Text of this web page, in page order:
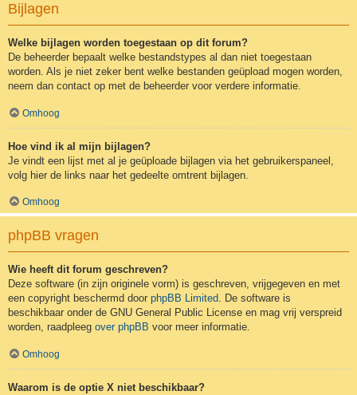
Bijlagen
Welke bijlagen worden toegestaan op dit forum?
De beheerder bepaalt welke bestandstypes al dan niet toegestaan
worden. Als je niet zeker bent welke bestanden geüpload mogen worden,
neem dan contact op met de beheerder voor verdere informatie.
Omhoog
Hoe vind ik al mijn bijlagen?
Je vindt een lijst met al je geüploade bijlagen via het gebruikerspaneel,
volg hier de links naar het gedeelte omtrent bijlagen.
Omhoog
phpBB vragen
Wie heeft dit forum geschreven?
Deze software (in zijn originele vorm) is geschreven, vrijgegeven en met
een copyright beschermd door phpBB Limited. De software is
beschikbaar onder de GNU General Public License en mag vrij verspreid
worden, raadpleeg over phpBB voor meer informatie.
Omhoog
Waarom is de optie X niet beschikbaar?